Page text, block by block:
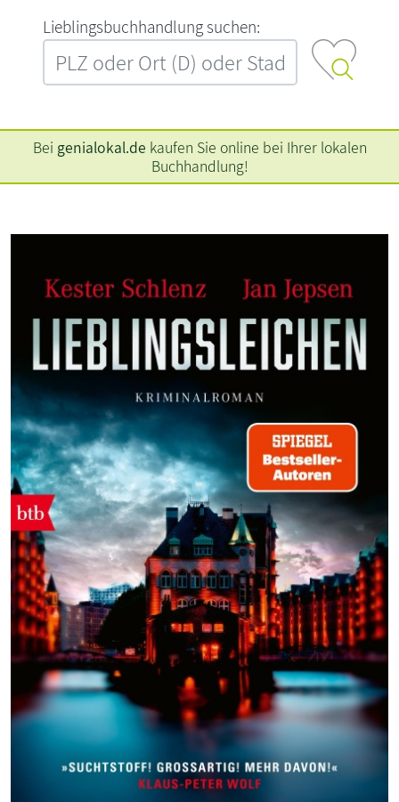
L‍i‍e‍b‍l‍i‍n‍g‍s‍b‍u‍c‍h‍h‍a‍n‍d‍l‍u‍n‍g‍ ‍s‍u‍c‍h‍e‍n‍:‍
Bei genialokal.de kaufen Sie online bei Ihrer lokalen
Buchhandlung!